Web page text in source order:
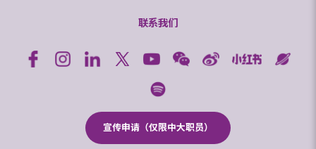
联系我们
宣传申请（仅限中大职员）